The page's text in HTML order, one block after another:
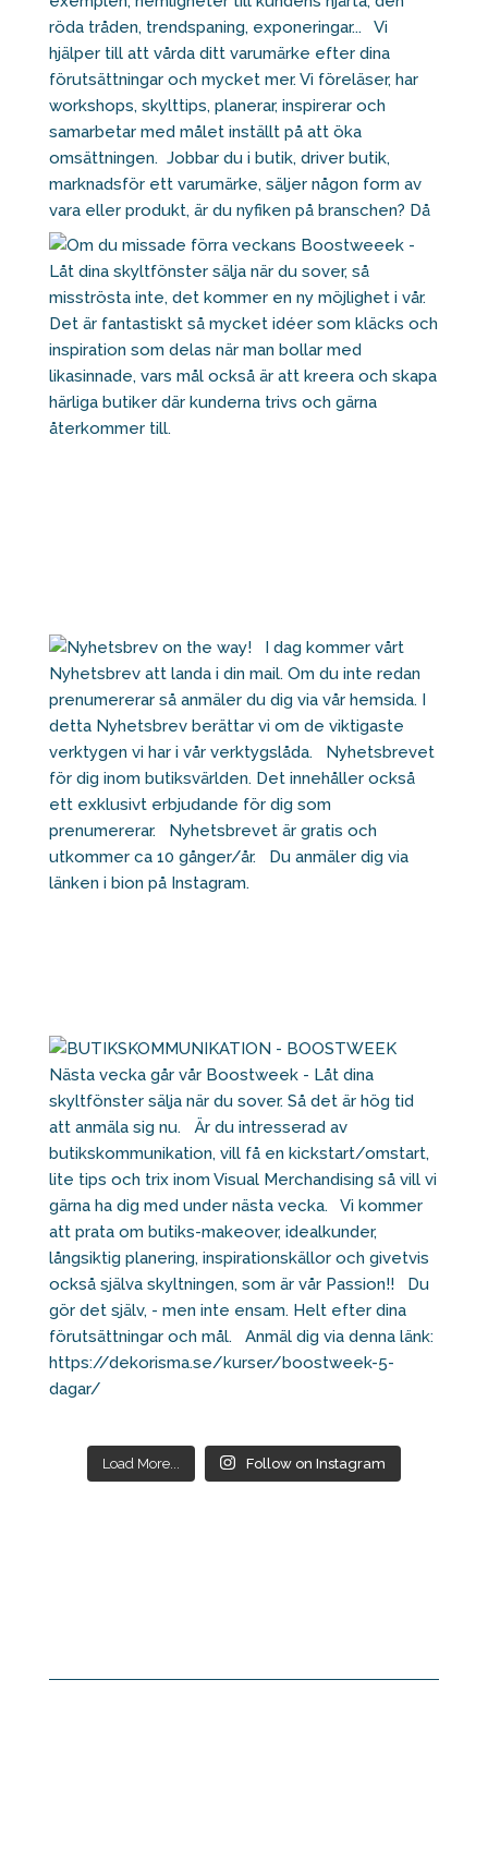
Load More... Follow on Instagram